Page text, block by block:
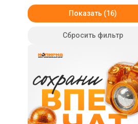
Показать
Сбросить фильтр